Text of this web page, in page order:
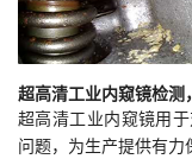
超高清工业内窥镜检测
超高清工业内窥镜用
问题，为生产提供有力